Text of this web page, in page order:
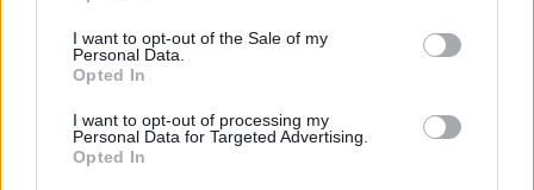
I want to opt-out of the Sale of my
Personal Data.
Opted In
I want to opt-out of processing my
Personal Data for Targeted Advertising.
Opted In
προειδοποίησε η Επιτροπή
ειρήνης Λέσβου
Μια συγκέντρωση γεμάτη
πόλεμο και την ειρήνη